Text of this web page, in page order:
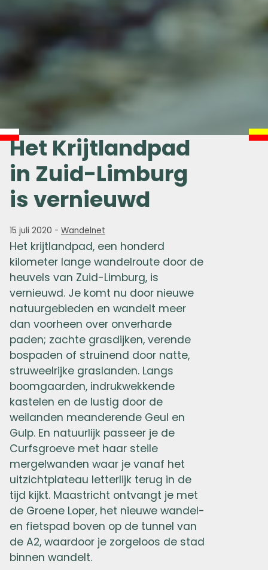
Het Krijtlandpad
in Zuid-Limburg
is vernieuwd
15 juli 2020 - Wandelnet
Het krijtlandpad, een honderd
kilometer lange wandelroute door de
heuvels van Zuid-Limburg, is
vernieuwd. Je komt nu door nieuwe
natuurgebieden en wandelt meer
dan voorheen over onverharde
paden; zachte grasdijken, verende
bospaden of struinend door natte,
struweelrijke graslanden. Langs
boomgaarden, indrukwekkende
kastelen en de lustig door de
weilanden meanderende Geul en
Gulp. En natuurlijk passeer je de
Curfsgroeve met haar steile
mergelwanden waar je vanaf het
uitzichtplateau letterlijk terug in de
tijd kijkt. Maastricht ontvangt je met
de Groene Loper, het nieuwe wandel-
en fietspad boven op de tunnel van
de A2, waardoor je zorgeloos de stad
binnen wandelt.